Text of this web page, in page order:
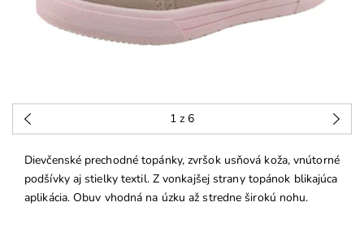
1 z 6
Dievčenské prechodné topánky, zvršok usňová koža, vnútorné
podšívky aj stielky textil. Z vonkajšej strany topánok blikajúca
aplikácia. Obuv vhodná na úzku až stredne širokú nohu.